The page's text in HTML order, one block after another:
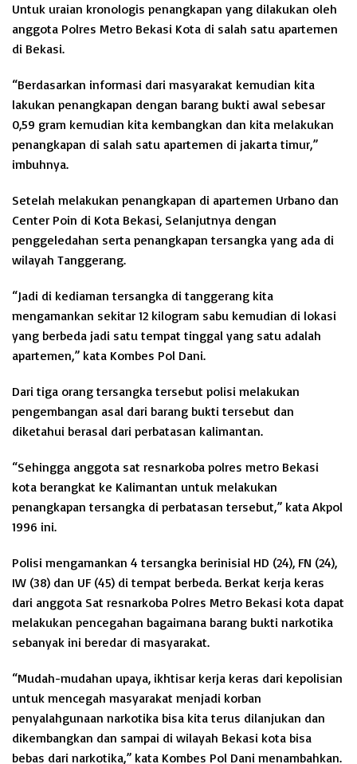
Untuk uraian kronologis penangkapan yang dilakukan oleh
anggota Polres Metro Bekasi Kota di salah satu apartemen
di Bekasi.
“Berdasarkan informasi dari masyarakat kemudian kita
lakukan penangkapan dengan barang bukti awal sebesar
0,59 gram kemudian kita kembangkan dan kita melakukan
penangkapan di salah satu apartemen di jakarta timur,”
imbuhnya.
Setelah melakukan penangkapan di apartemen Urbano dan
Center Poin di Kota Bekasi, Selanjutnya dengan
penggeledahan serta penangkapan tersangka yang ada di
wilayah Tanggerang.
“Jadi di kediaman tersangka di tanggerang kita
mengamankan sekitar 12 kilogram sabu kemudian di lokasi
yang berbeda jadi satu tempat tinggal yang satu adalah
apartemen,” kata Kombes Pol Dani.
Dari tiga orang tersangka tersebut polisi melakukan
pengembangan asal dari barang bukti tersebut dan
diketahui berasal dari perbatasan kalimantan.
“Sehingga anggota sat resnarkoba polres metro Bekasi
kota berangkat ke Kalimantan untuk melakukan
penangkapan tersangka di perbatasan tersebut,” kata Akpol
1996 ini.
Polisi mengamankan 4 tersangka berinisial HD (24), FN (24),
IW (38) dan UF (45) di tempat berbeda. Berkat kerja keras
dari anggota Sat resnarkoba Polres Metro Bekasi kota dapat
melakukan pencegahan bagaimana barang bukti narkotika
sebanyak ini beredar di masyarakat.
“Mudah-mudahan upaya, ikhtisar kerja keras dari kepolisian
untuk mencegah masyarakat menjadi korban
penyalahgunaan narkotika bisa kita terus dilanjukan dan
dikembangkan dan sampai di wilayah Bekasi kota bisa
bebas dari narkotika,” kata Kombes Pol Dani menambahkan.